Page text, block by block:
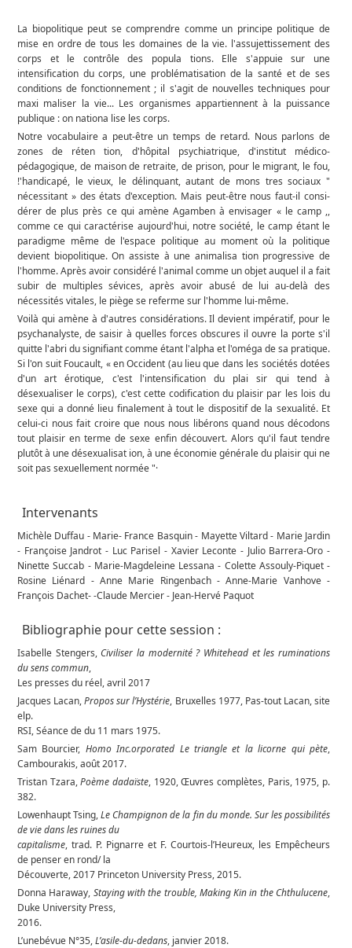
La biopolitique peut se comprendre comme un principe politique de
mise en ordre de tous les domaines de la vie. l'assujettissement des
corps et le contrôle des popula­ tions. Elle s'appuie sur une
intensification du corps, une problématisation de la santé et de ses
conditions de fonctionnement ; il s'agit de nouvelles techniques pour
maxi­ maliser la vie... Les organismes appartiennent à la puissance
publique : on nationa­ lise les corps.
Notre vocabulaire a peut-être un temps de retard. Nous parlons de
zones de réten­ tion, d'hôpital psychiatrique, d'institut médico-
pédagogique, de maison de retraite, de prison, pour le migrant, le fou,
!'handicapé, le vieux, le délinquant, autant de mons­ tres sociaux "
nécessitant » des états d'exception. Mais peut-être nous faut-il consi­
dérer de plus près ce qui amène Agamben à envisager « le camp ,,
comme ce qui caractérise aujourd'hui, notre société, le camp étant le
paradigme même de l'espace politique au moment où la politique
devient biopolitique. On assiste à une animalisa­ tion progressive de
l'homme. Après avoir considéré l'animal comme un objet auquel il a fait
subir de multiples sévices, après avoir abusé de lui au-delà des
nécessités vitales, le piège se referme sur l'homme lui-même.
Voilà qui amène à d'autres considérations. Il devient impératif, pour le
psychanalyste, de saisir à quelles forces obscures il ouvre la porte s'il
quitte l'abri du signifiant comme étant l'alpha et l'oméga de sa pratique.
Si l'on suit Foucault, « en Occident (au lieu que dans les sociétés dotées
d'un art érotique, c'est l'intensification du plai­ sir qui tend à
désexualiser le corps), c'est cette codification du plaisir par les lois du
sexe qui a donné lieu finalement à tout le dispositif de la sexualité. Et
celui-ci nous fait croire que nous nous libérons quand nous décodons
tout plaisir en terme de sexe enfin découvert. Alors qu'il faut tendre
plutôt à une désexualisat ion, à une économie générale du plaisir qui ne
soit pas sexuellement normée "·
Intervenants
Michèle Duffau - Marie- France Basquin - Mayette Viltard - Marie Jardin
- Françoise Jandrot - Luc Parisel - Xavier Leconte - Julio Barrera-Oro -
Ninette Succab - Marie-Magdeleine Lessana - Colette Assouly-Piquet -
Rosine Liénard - Anne Marie Ringenbach - Anne-Marie Vanhove -
François Dachet- -Claude Mercier - Jean-Hervé Paquot
Bibliographie pour cette session :
Isabelle Stengers, Civiliser la modernité ? Whitehead et les ruminations
du sens commun,
Les presses du réel, avril 2017
Jacques Lacan,Propos sur l’Hystérie, Bruxelles 1977, Pas-tout Lacan, site
elp.
RSI, Séance de du 11 mars 1975.
Sam Bourcier, Homo Inc.orporated Le triangle et la licorne qui pète,
Cambourakis, août 2017.
Tristan Tzara,Poème dadaïste, 1920, Œuvres complètes, Paris, 1975, p.
382.
Lowenhaupt Tsing,Le Champignon de la fin du monde. Sur les possibilités
de vie dans les ruines du
capitalisme, trad. P. Pignarre et F. Courtois-l’Heureux, les Empêcheurs
de penser en rond/ la
Découverte, 2017 Princeton University Press, 2015.
Donna Haraway, Staying with the trouble, Making Kin in the Chthulucene,
Duke University Press,
2016.
L’unebévue N°35,L’asile-du-dedans, janvier 2018.